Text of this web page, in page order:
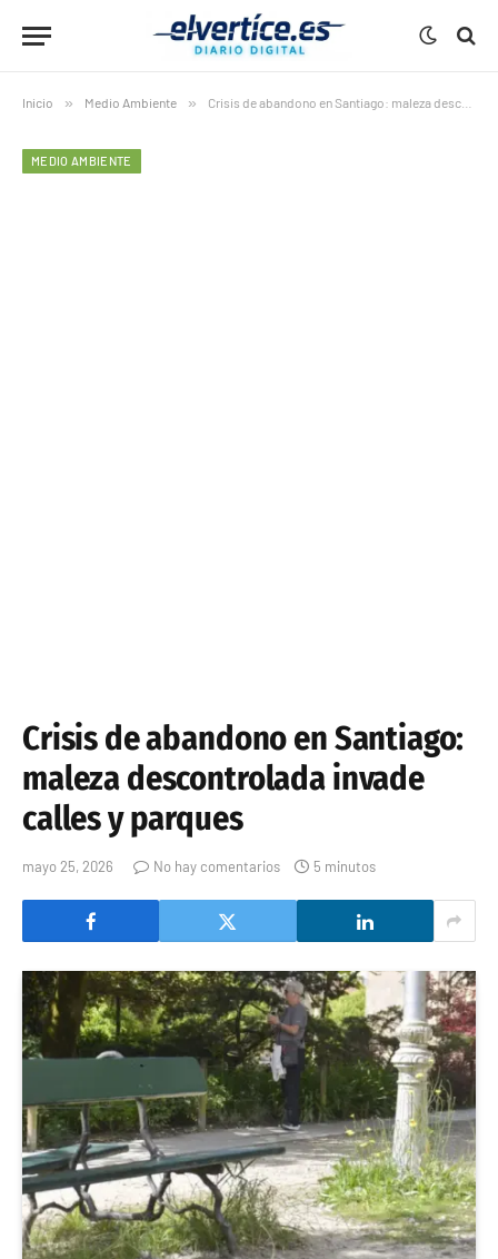
Inicio » Medio Ambiente » Crisis de abandono en Santiago: maleza descontrolada invade calles y parques
MEDIO AMBIENTE
Crisis de abandono en Santiago:
maleza descontrolada invade
calles y parques
mayo 25, 2026 No hay comentarios 5 minutos